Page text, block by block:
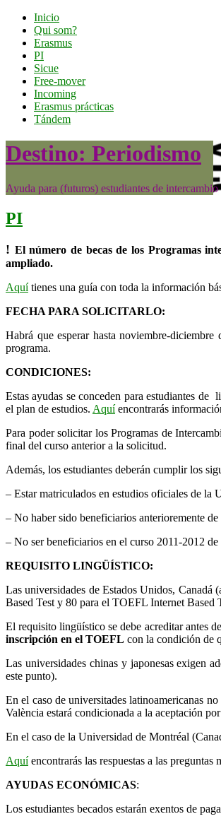
Inicio
Qui som?
Erasmus
PI
Sicue
Free-mover
Incoming
Erasmus prácticas
Tándem
Destino: Periodismo
Ayuda para (futuros) estudiantes de intercambio
PI
! El número de becas de los Programas
ampliado.
Aquítienes una guía con toda la información
FECHA PARA SOLICITARLO:
Habrá que esperar hasta noviembre-
programa.
CONDICIONES:
Estas ayudas se conceden para estudiantes de
el plan de estudios. Aquíencontrarás
Para poder solicitar los Programas de
final del curso anterior a la solicitud.
Además, los estudiantes deberán cumplir los
– Estar matriculados en estudios oficiales de la
– No haber sido beneficiarios anterioremente
– No ser beneficiarios en el curso 2011-2012
REQUISITO LINGÜÍSTICO:
Las universidades de Estados Unidos,
Based Test y 80 para el TOEFL Internet Based
El requisito lingüístico se debe acreditar antes
inscripción en el TOEFL con la condición de
Las universidades chinas y japonesas exigen
este punto).
En el caso de universitades latinoamericanas
València estará condicionada a la aceptación
En el caso de la Universidad de Montréal
Aquíencontrarás las respuestas a las preguntas
AYUDAS ECONÓMICAS:
Los estudiantes becados estarán exentos de